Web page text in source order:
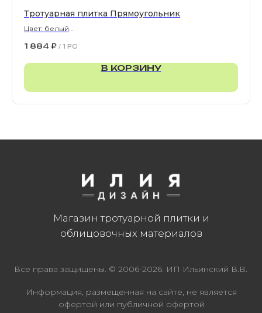
Тротуарная плитка Прямоугольник
Цвет: белый
1 884 ₽ / 1 PC
В КОРЗИНУ